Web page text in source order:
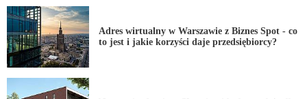
Adres wirtualny w Warszawie z Biznes Spot - co
to jest i jakie korzyści daje przedsiębiorcy?